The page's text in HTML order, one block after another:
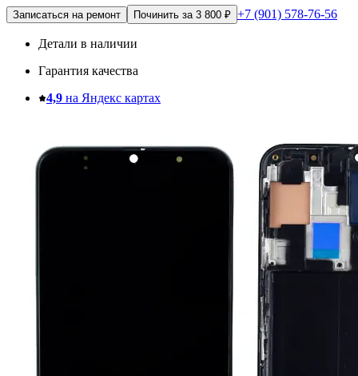
Записаться на ремонт Починить за 3 800 ₽ +7 (901) 578-76-56
Детали в наличии
Гарантия качества
4,9 на Яндекс картах